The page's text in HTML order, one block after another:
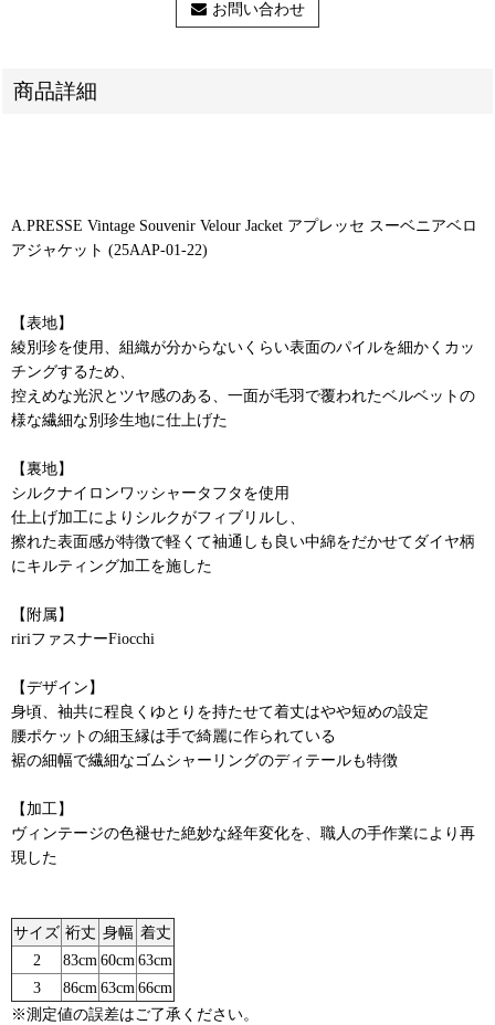
お問い合わせ
商品詳細
A.PRESSE Vintage Souvenir Velour Jacket アプレッセ スーベニアベロ
アジャケット (25AAP-01-22)
【表地】
綾別珍を使用、組織が分からないくらい表面のパイルを細かくカッ
チングするため、
控えめな光沢とツヤ感のある、一面が毛羽で覆われたベルベットの
様な繊細な別珍生地に仕上げた
【裏地】
シルクナイロンワッシャータフタを使用
仕上げ加工によりシルクがフィブリルし、
擦れた表面感が特徴で軽くて袖通しも良い中綿をだかせてダイヤ柄
にキルティング加工を施した
【附属】
ririファスナーFiocchi
【デザイン】
身頃、袖共に程良くゆとりを持たせて着丈はやや短めの設定
腰ポケットの細玉縁は手で綺麗に作られている
裾の細幅で繊細なゴムシャーリングのディテールも特徴
【加工】
ヴィンテージの色褪せた絶妙な経年変化を、職人の手作業により再
現した
サイズ 裄丈 身幅 着丈
2
83cm60cm63cm
3
86cm63cm66cm
※測定値の誤差はご了承ください。